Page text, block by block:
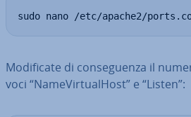
sudo nano /etc/apache2/
Mo­di­fi­ca­te di con­se­guen­za il
voci “Na­me­Vir­tua­lHo­st” e “Listen”: